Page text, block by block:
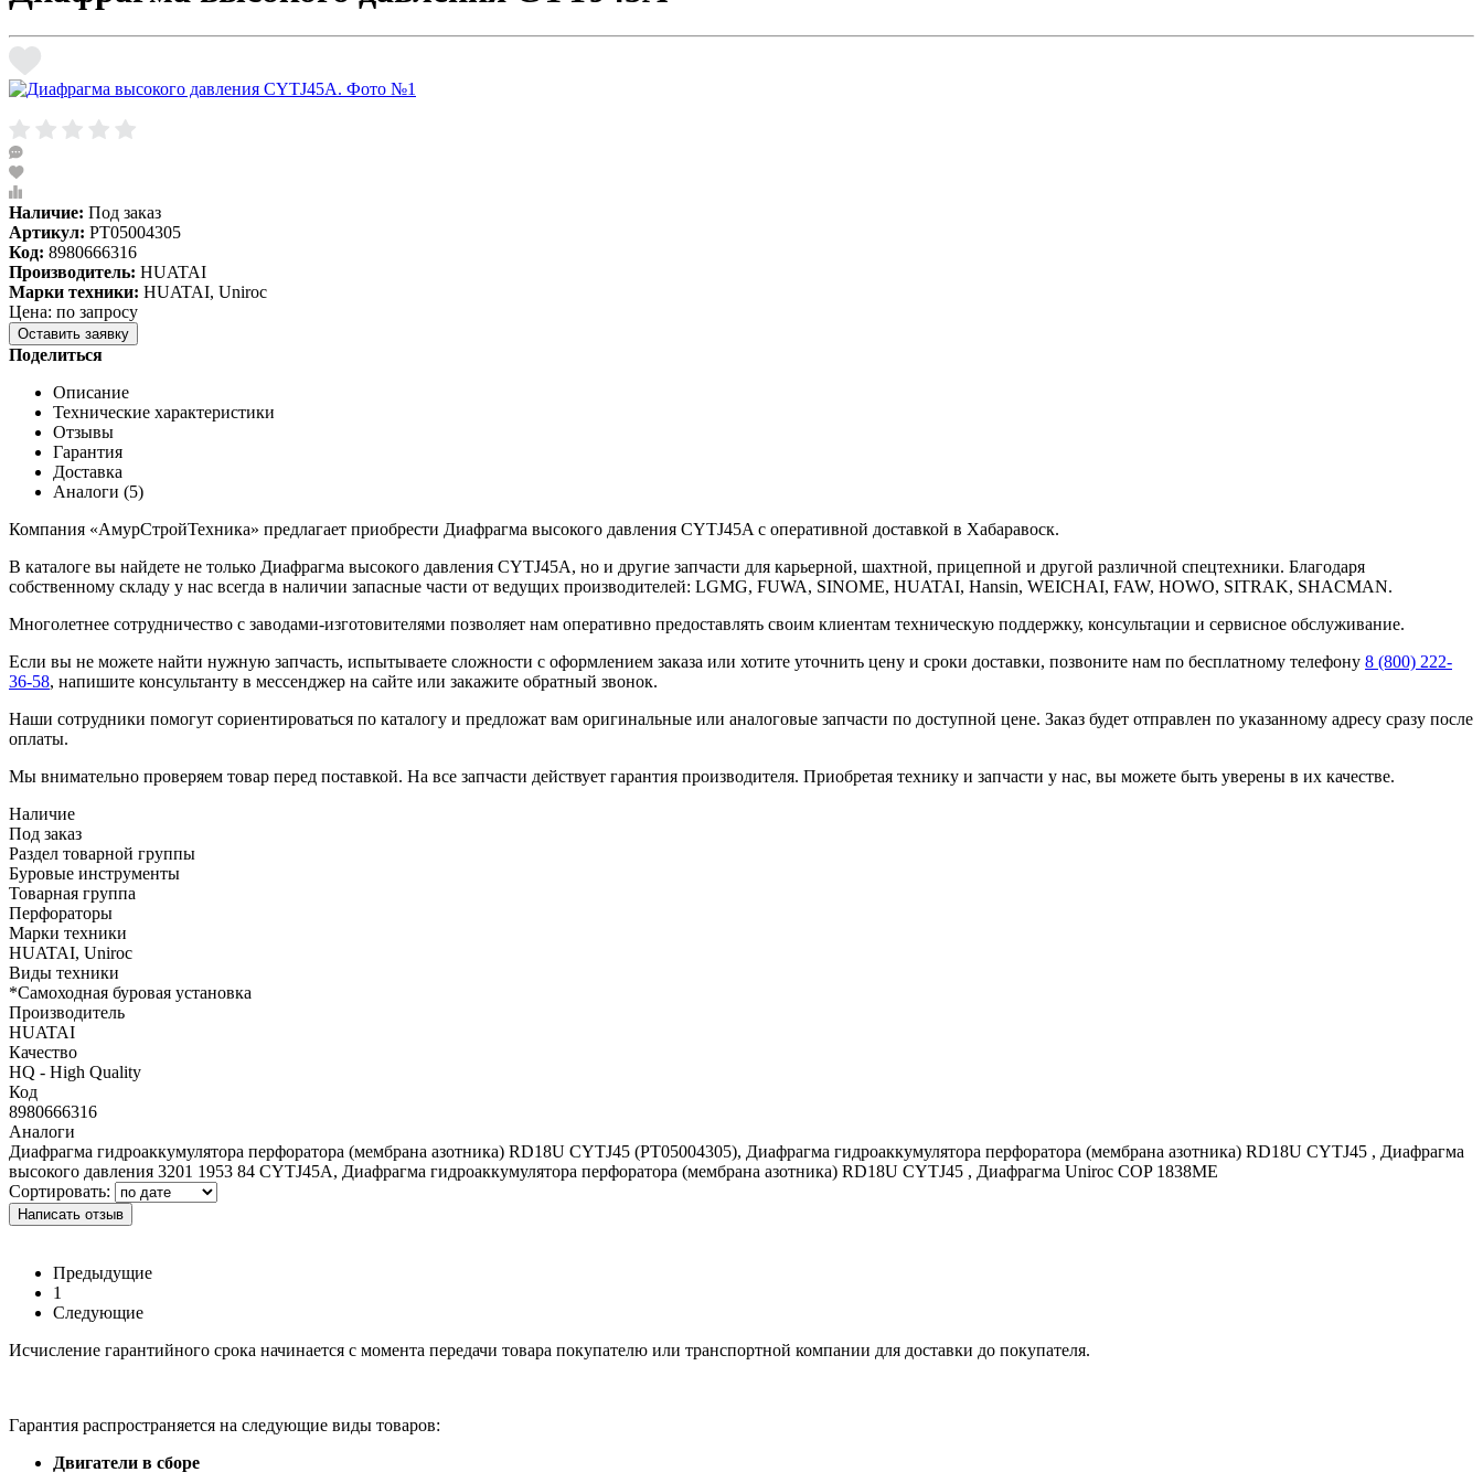
Наличие: Под заказ
Артикул: PT05004305
Код: 8980666316
Производитель: HUATAI
Марки техники: HUATAI, Uniroc
Цена: по запросу
Оставить заявку
Поделиться
Описание
Технические характеристики
Отзывы
Гарантия
Доставка
Аналоги (5)
Компания «АмурСтройТехника» предлагает приобрести Диафрагма высокого давления CYTJ45A с оперативной доставкой в Хабаравоск.
В каталоге вы найдете не только Диафрагма высокого давления CYTJ45A, но и другие запчасти для карьерной, шахтной, прицепной и другой различной спецтехники. Благодаря
собственному складу у нас всегда в наличии запасные части от ведущих производителей: LGMG, FUWA, SINOME, HUATAI, Hansin, WEICHAI, FAW, HOWO, SITRAK, SHACMAN.
Многолетнее сотрудничество с заводами-изготовителями позволяет нам оперативно предоставлять своим клиентам техническую поддержку, консультации и сервисное обслуживание.
Если вы не можете найти нужную запчасть, испытываете сложности с оформлением заказа или хотите уточнить цену и сроки доставки, позвоните нам по бесплатному телефону 8 (800) 222-
36-58, напишите консультанту в мессенджер на сайте или закажите обратный звонок.
Наши сотрудники помогут сориентироваться по каталогу и предложат вам оригинальные или аналоговые запчасти по доступной цене. Заказ будет отправлен по указанному адресу сразу после
оплаты.
Мы внимательно проверяем товар перед поставкой. На все запчасти действует гарантия производителя. Приобретая технику и запчасти у нас, вы можете быть уверены в их качестве.
Наличие
Под заказ
Раздел товарной группы
Буровые инструменты
Товарная группа
Перфораторы
Марки техники
HUATAI, Uniroc
Виды техники
*Самоходная буровая установка
Производитель
HUATAI
Качество
HQ - High Quality
Код
8980666316
Аналоги
Диафрагма гидроаккумулятора перфоратора (мембрана азотника) RD18U CYTJ45 (PT05004305), Диафрагма гидроаккумулятора перфоратора (мембрана азотника) RD18U CYTJ45 , Диафрагма
высокого давления 3201 1953 84 CYTJ45A, Диафрагма гидроаккумулятора перфоратора (мембрана азотника) RD18U CYTJ45 , Диафрагма Uniroc COP 1838ME
Сортировать:
Написать отзыв
Предыдущие
1
Следующие
Исчисление гарантийного срока начинается с момента передачи товара покупателю или транспортной компании для доставки до покупателя.
Гарантия распространяется на следующие виды товаров:
Двигатели в сборе